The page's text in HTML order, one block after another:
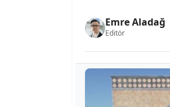
Emre Aladağ
Editör